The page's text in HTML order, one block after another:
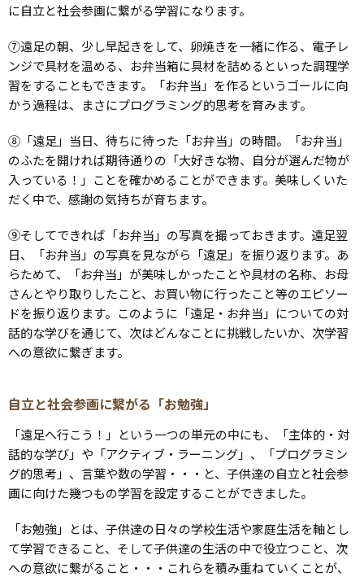
に自立と社会参画に繋がる学習になります。
⑦遠足の朝、少し早起きをして、卵焼きを一緒に作る、電子レ
ンジで具材を温める、お弁当箱に具材を詰めるといった調理学
習をすることもできます。「お弁当」を作るというゴールに向
かう過程は、まさにプログラミング的思考を育みます。
⑧「遠足」当日、待ちに待った「お弁当」の時間。「お弁当」
のふたを開ければ期待通りの「大好きな物、自分が選んだ物が
入っている！」ことを確かめることができます。美味しくいた
だく中で、感謝の気持ちが育ちます。
⑨そしてできれば「お弁当」の写真を撮っておきます。遠足翌
日、「お弁当」の写真を見ながら「遠足」を振り返ります。あ
らためて、「お弁当」が美味しかったことや具材の名称、お母
さんとやり取りしたこと、お買い物に行ったこと等のエピソー
ドを振り返ります。このように「遠足・お弁当」についての対
話的な学びを通じて、次はどんなことに挑戦したいか、次学習
への意欲に繋ぎます。
自立と社会参画に繋がる「お勉強」
「遠足へ行こう！」という一つの単元の中にも、「主体的・対
話的な学び」や「アクティブ・ラーニング」、「プログラミン
グ的思考」、言葉や数の学習・・・と、子供達の自立と社会参
画に向けた幾つもの学習を設定することができました。
「お勉強」とは、子供達の日々の学校生活や家庭生活を軸とし
て学習できること、そして子供達の生活の中で役立つこと、次
への意欲に繋がること・・・これらを積み重ねていくことが、